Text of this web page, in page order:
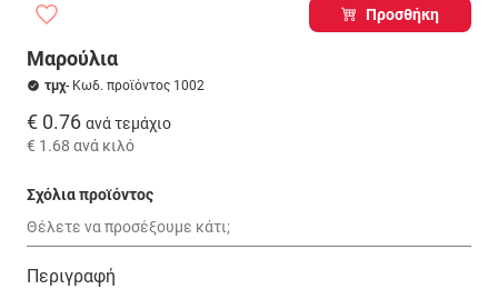
Προσθήκη
Μαρούλια
τμχ- Κωδ. προϊόντος 1002
€ 0.76 ανά τεμάχιο
€ 1.68 ανά κιλό
Σχόλια προϊόντος
Περιγραφή